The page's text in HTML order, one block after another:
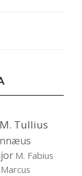
M. Tullius
M. Fabius
Marcus